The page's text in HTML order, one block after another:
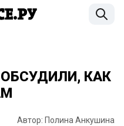
КАК
Автор: Полина Анкушина